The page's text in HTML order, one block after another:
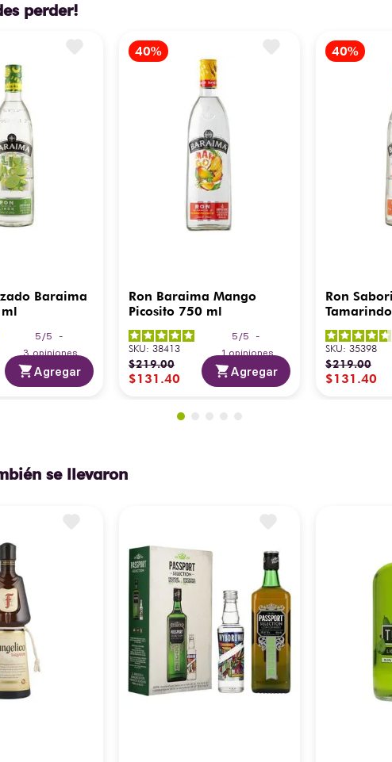
perder!
Baraima
5 /5
-
3 opiniones
Agregar
Ron Baraima Mango
Picosito 750 ml
5 /5
-
1 opiniones
SKU: 38413
$219.00
$131 .40 Agregar
Ron
SKU: 35398
$219.00
$131 .40
se llevaron